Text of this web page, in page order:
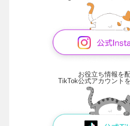
お役立ち情報を
TikTok公式アカウント